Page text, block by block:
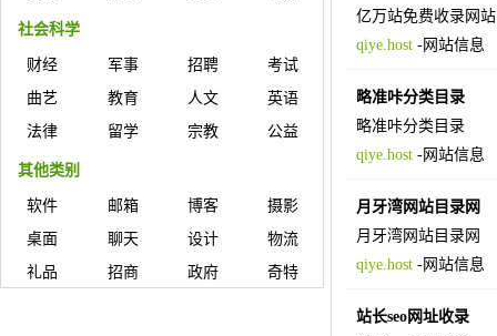
社会科学
财经 军事 招聘
考试
曲艺
教育 人文
英语
法律
留学 宗教 公益
其他类别
软件 邮箱 博客
摄影
桌面
聊天 设计
物流
礼品
招商 政府 奇特
亿万站免费收录网站
qiye.host-网站信息
略准咔分类目录
略准咔分类目录
qiye.host-网站信息
月牙湾网站目录网
月牙湾网站目录网
qiye.host-网站信息
站长seo网址收录